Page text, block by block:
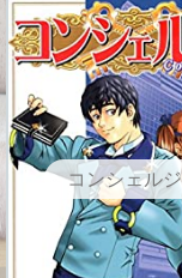
コンシェル